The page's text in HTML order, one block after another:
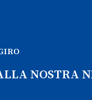
NOSTRA